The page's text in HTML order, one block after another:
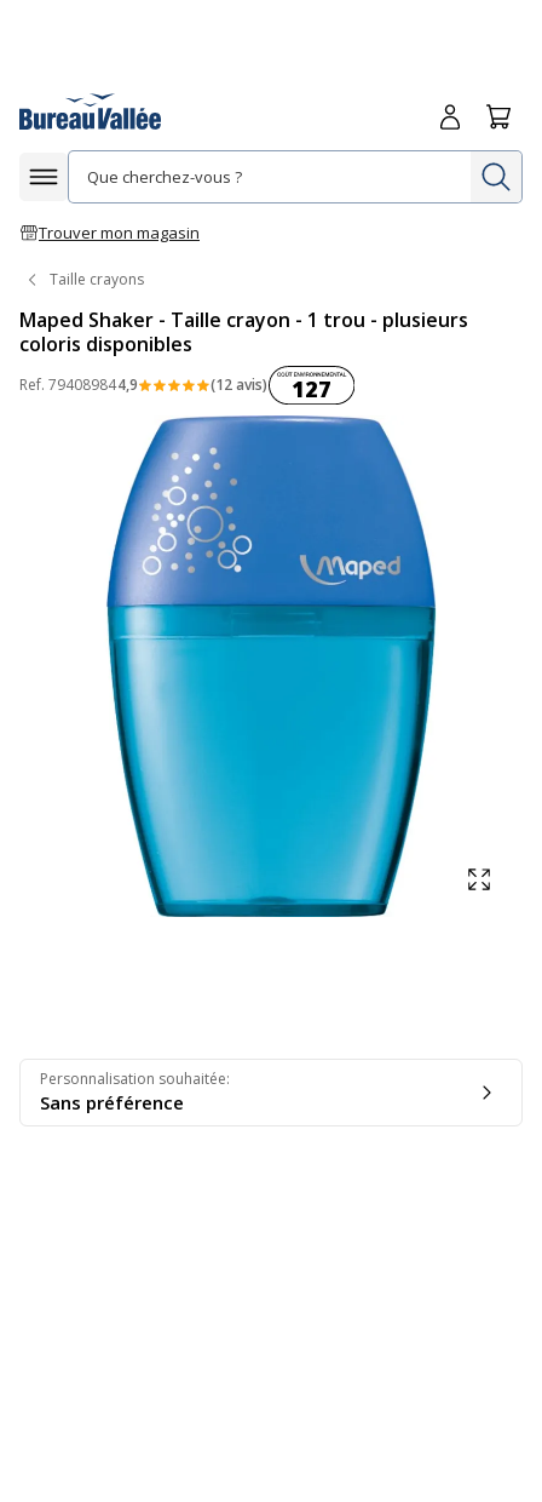
Afficher la navigation
Trouver mon magasin
Me
Taille crayons
Maped Shaker - Taille crayon - 1 trou - plusieurs
coloris disponibles
Ref. 794089844,9 (12 avis)Coût environnemental :
127
Personnalisation souhaitée:
Sans préférence